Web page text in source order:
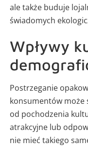
ale także buduje
świadomych
Wpływy
Postrzeganie
konsumentów może
od pochodzenia
atrakcyjne lub
nie mieć takiego